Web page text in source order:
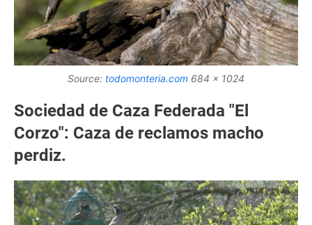
Source: todomonteria.com 684 x 1024
Sociedad de Caza Federada "El
Corzo": Caza de reclamos macho
perdiz.